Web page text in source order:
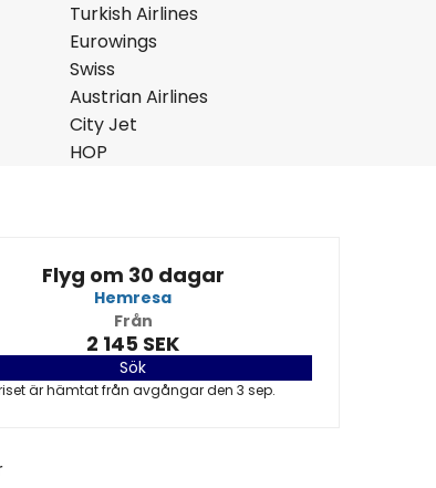
Turkish Airlines
Eurowings
Swiss
Austrian Airlines
City Jet
HOP
Flyg om 30 dagar
Hemresa
Från
2 145 SEK
Sök
är hämtat från avgångar den 3 sep.